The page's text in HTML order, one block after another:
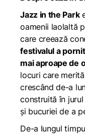
Jazz in the Park
oamenii laolaltă
care creează
festivalul a
mai aproape de
locuri care
crescând de-a
construită în
și bucuriei de a
De-a lungul